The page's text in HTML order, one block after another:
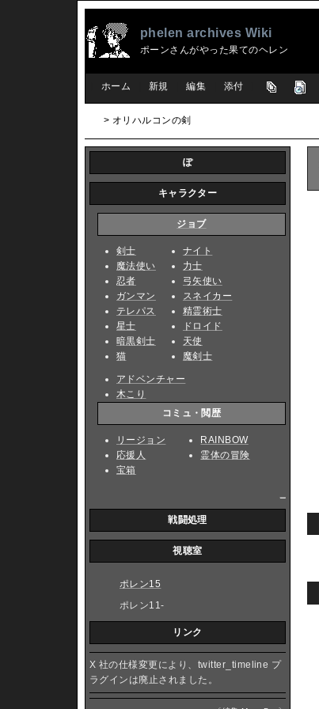
phelen archives Wiki
ポーンさんがやった果てのヘレン
ホーム 新規 編集 添付
> オリハルコンの剣
ぽ
キャラクター
ジョブ
剣士
魔法使い
忍者
ガンマン
テレパス
星士
暗黒剣士
猫
ナイト
力士
弓矢使い
スネイカー
精霊術士
ドロイド
天使
魔剣士
アドベンチャー
木こり
コミュ・閲歴
リージョン
応援人
宝箱
RAINBOW
霊体の冒険
戦闘処理
視聴室
ポレン15
ポレン11-
リンク
X 社の仕様変更により、twitter_timeline プ
ラグインは廃止されました。